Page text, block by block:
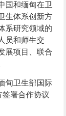
国和缅甸在卫
生体系创新方
系研究领域的
员和师生交
展项目、联合
卫生部国际
署合作协议